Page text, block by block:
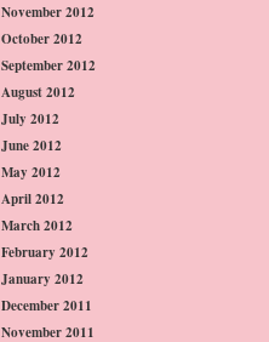
November 2012
October 2012
September 2012
August 2012
July 2012
June 2012
May 2012
April 2012
March 2012
February 2012
January 2012
December 2011
November 2011